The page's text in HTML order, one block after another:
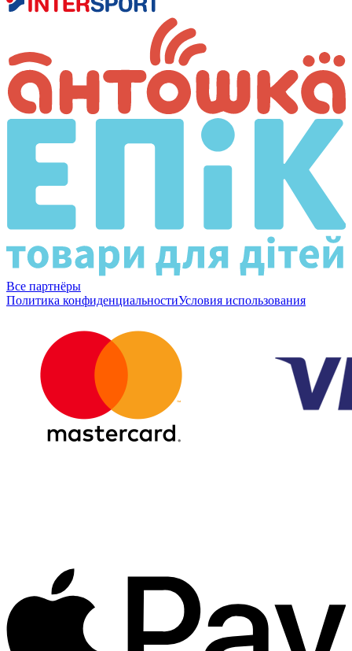
Все партнёры
Политика конфиденциальностиУсловия использования